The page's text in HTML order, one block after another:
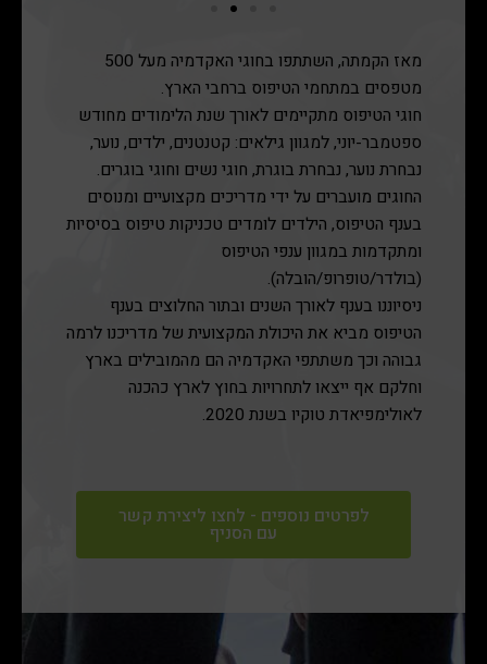
מאז הקמתה, השתתפו בחוגי האקדמיה מעל 500
מטפסים במתחמי הטיפוס ברחבי הארץ.
חוגי הטיפוס מתקיימים לאורך שנת הלימודים מחודש
ספטמבר-יוני, למגוון גילאים: קטנטנים, ילדים, נוער,
נבחרת נוער, נבחרת בוגרת, חוגי נשים וחוגי בוגרים.
החוגים מועברים על ידי מדריכים מקצועיים ומנוסים
בענף הטיפוס, הילדים לומדים טכניקות טיפוס בסיסיות
ומתקדמות במגוון ענפי הטיפוס
(בולדר/טופרופ/הובלה).
ניסיוננו בענף לאורך השנים ובתור החלוצים בענף
הטיפוס מביא את היכולת המקצועית של מדריכנו לרמה
גבוהה וכך משתתפי האקדמיה הם מהמובילים בארץ
וחלקם אף ייצאו לתחרויות בחוץ לארץ כהכנה
לאולימפיאדת טוקיו בשנת 2020.
לפרטים נוספים - לחצו ליצירת קשר
עם הסניף